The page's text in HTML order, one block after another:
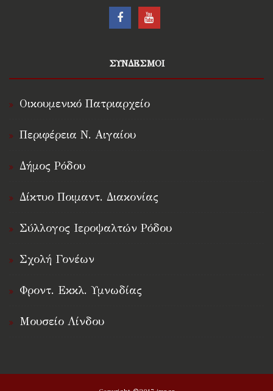
ΣΥΝΔΕΣΜΟΙ
Οικουμενικό Πατριαρχείο
Περιφέρεια Ν. Αιγαίου
Δήμος Ρόδου
Δίκτυο Ποιμαντ. Διακονίας
Σύλλογος Ιεροψαλτών Ρόδου
Σχολή Γονέων
Φροντ. Εκκλ. Υμνωδίας
Μουσείο Λίνδου